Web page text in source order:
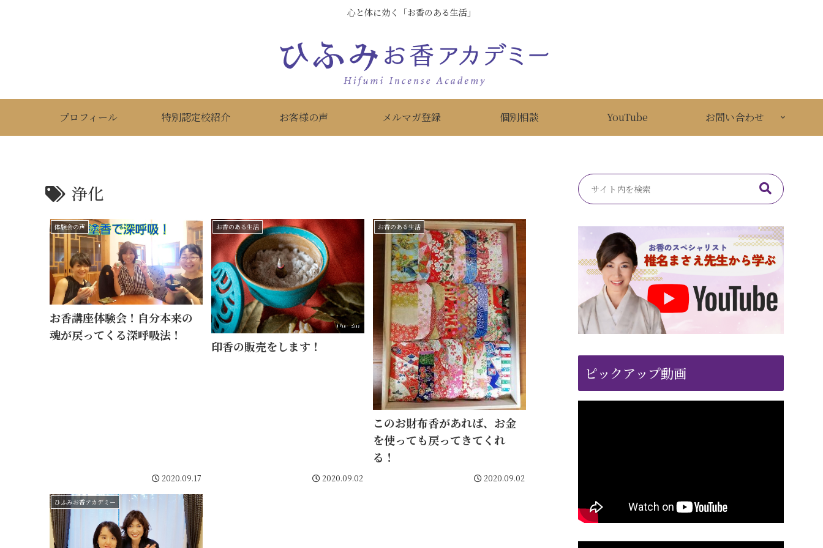
心と体に効く「お香のある生活」
プロフィール 特別認定校紹介 お客様の声 メルマガ登録 個別相談 YouTube お問い合わせ
浄化
体験会の声
お香講座体験会！自分本来の
魂が戻ってくる深呼吸法！
2020.09.17
お香のある生活
印香の販売をします！
2020.09.02
お香のある生活
このお財布香があれば、お金
を使っても戻ってきてくれ
る！
2020.09.02
ひふみお香アカデミー
ピックアップ動画